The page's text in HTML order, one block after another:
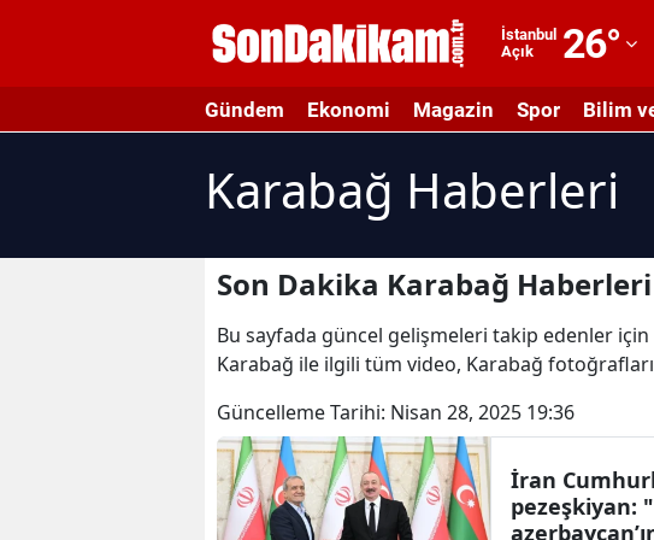
İstanbul
Açık
26°
Adıyaman
Afyonkarahisar
Amasya
Antalya
Artvin
Aydın
Balıkesir
Gündem Ekonomi Magazin Spor Bilim
Karabağ Haberleri
Son Dakika Karabağ Haberleri
Bu sayfada güncel gelişmeleri takip edenler
Karabağ ile ilgili tüm video, Karabağ
Güncelleme Tarihi: Nisan 28, 2025 19:36
İran
pezeşkiyan: